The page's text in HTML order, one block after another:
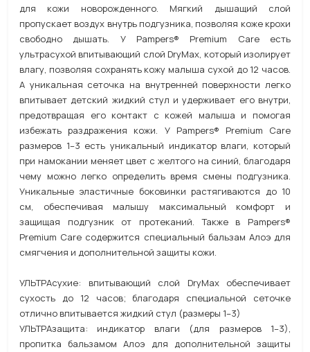
для кожи новорожденного. Мягкий дышащий слой
пропускает воздух внутрь подгузника, позволяя коже крохи
свободно дышать. У Pampers® Premium Care есть
ультрасухой впитывающий слой DryMax, который изолирует
влагу, позволяя сохранять кожу малыша сухой до 12 часов.
А уникальная сеточка на внутренней поверхности легко
впитывает детский жидкий стул и удерживает его внутри,
предотвращая его контакт с кожей малыша и помогая
избежать раздражения кожи. У Pampers® Premium Care
размеров 1–3 есть уникальный индикатор влаги, который
при намокании меняет цвет с желтого на синий, благодаря
чему можно легко определить время смены подгузника.
Уникальные эластичные боковинки растягиваются до 10
см, обеспечивая малышу максимальный комфорт и
защищая подгузник от протеканий. Также в Pampers®
Premium Care содержится специальный бальзам Алоэ для
смягчения и дополнительной защиты кожи.
УЛЬТРАсухие: впитывающий слой DryMax обеспечивает
сухость до 12 часов; благодаря специальной сеточке
отлично впитывается жидкий стул (размеры 1–3)
УЛЬТРАзащита: индикатор влаги (для размеров 1–3),
пропитка бальзамом Алоэ для дополнительной защиты